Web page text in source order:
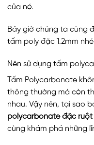
của nó.
Bây giờ chúng ta cùng
tấm poly đặc 1.2mm
Nên sử dụng tấm
Tấm Polycarbonate
thông thường mà còn
nhau. Vậy nên, tại sao
polycarbonate đặc ruột
cùng khám phá những